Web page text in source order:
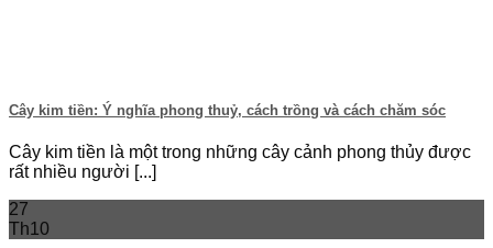
Cây kim tiền: Ý nghĩa phong thuỷ, cách trồng và cách chăm sóc
Cây kim tiền là một trong những cây cảnh phong thủy được
rất nhiều người [...]
27
Th10